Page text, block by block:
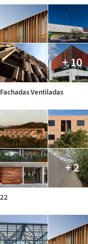
+ 10
Fachadas Ventiladas
+ 2
22